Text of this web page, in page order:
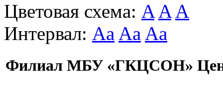
Цветовая схема: A A A
Интервал: Aa Aa Aa
Филиал МБУ «ГКЦСОН»